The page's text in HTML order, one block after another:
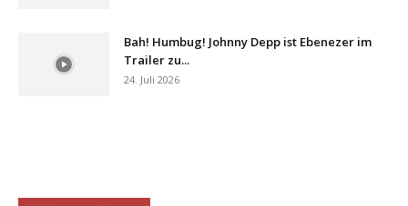
Bah! Humbug! Johnny Depp ist Ebenezer im
Trailer zu...
24. Juli 2026